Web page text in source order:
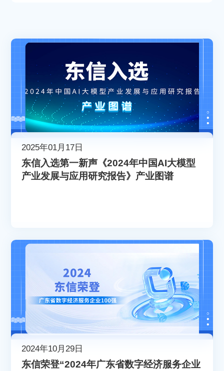
2025年01月17日
东信入选第一新声《2024年中国AI大模型
产业发展与应用研究报告》产业图谱
2024年10月29日
东信荣登“2024年广东省数字经济服务企业